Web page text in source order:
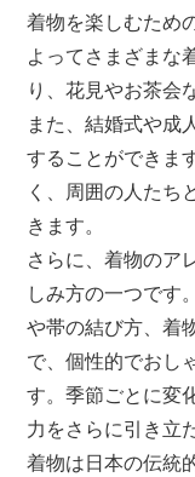
着物を楽しむため
よってさまざまな
り、花見やお茶会
また、結婚式や成
することができま
く、周囲の人たち
きます。
さらに、着物のア
しみ方の一つです
や帯の結び方、着
で、個性的でおし
す。季節ごとに変
力をさらに引き立
着物は日本の伝統